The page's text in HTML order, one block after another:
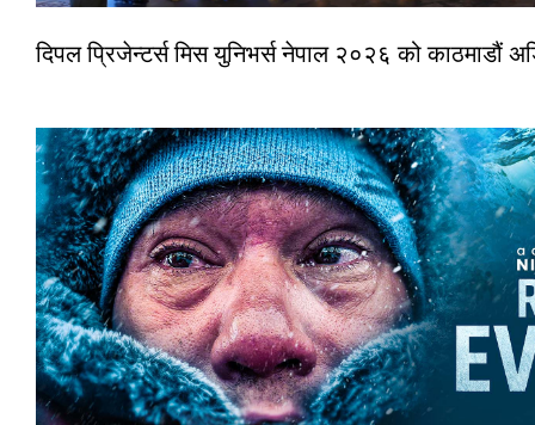
दिपल प्रिजेन्टर्स मिस युनिभर्स नेपाल २०२६ को काठमाडौं